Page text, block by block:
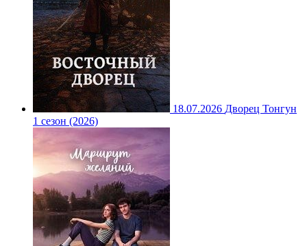
18.07.2026 Дворец Тонгун
1 сезон (2026)